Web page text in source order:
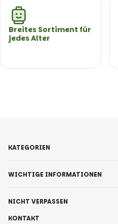
Breites Sortiment für
jedes Alter
KONTAKT
KATEGORIEN
WICHTIGE INFORMATIONEN
NICHT VERPASSEN